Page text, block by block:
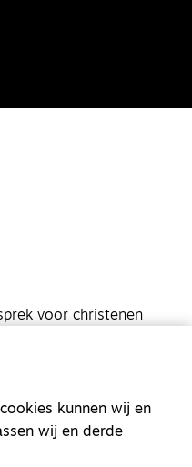
voor christenen
kunnen wij en
wij en derde